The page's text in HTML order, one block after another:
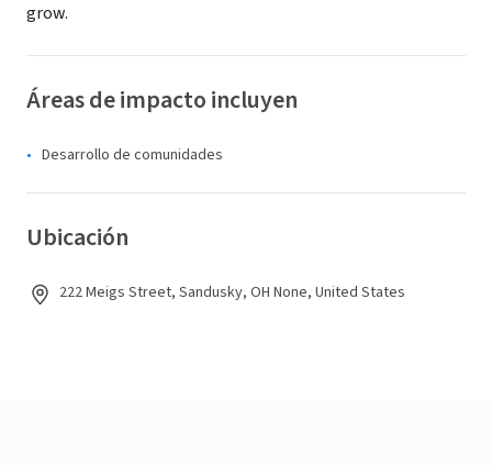
grow.
Áreas de impacto incluyen
Desarrollo de comunidades
Ubicación
222 Meigs Street, Sandusky, OH None, United States